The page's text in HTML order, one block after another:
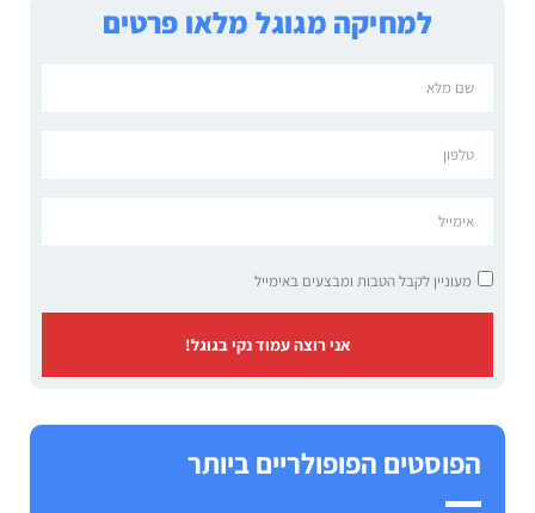
למחיקה מגוגל מלאו פרטים
מעוניין לקבל הטבות ומבצעים באימייל
אני רוצה עמוד נקי בגוגל!
הפוסטים הפופולריים ביותר